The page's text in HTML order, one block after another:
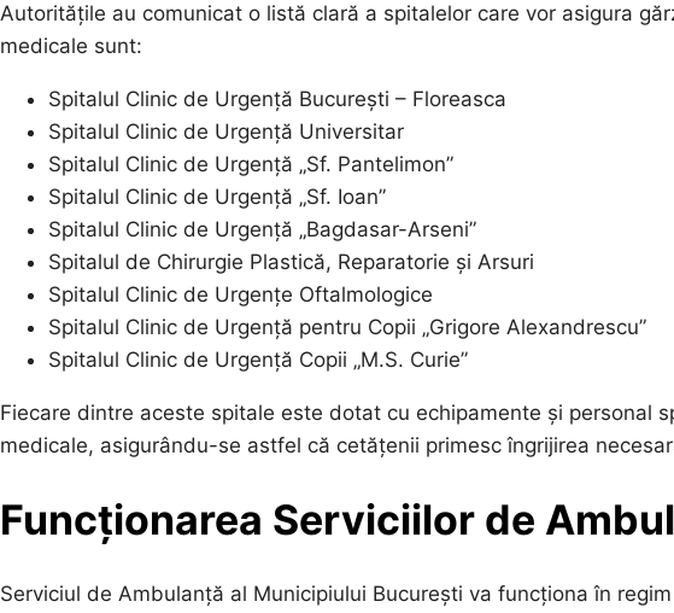
Autoritățile au comunicat o listă clară a spitalelor care vor asigura
medicale sunt:
Spitalul Clinic de Urgență București – Floreasca
Spitalul Clinic de Urgență Universitar
Spitalul Clinic de Urgență „Sf. Pantelimon”
Spitalul Clinic de Urgență „Sf. Ioan”
Spitalul Clinic de Urgență „Bagdasar-Arseni”
Spitalul de Chirurgie Plastică, Reparatorie și Arsuri
Spitalul Clinic de Urgențe Oftalmologice
Spitalul Clinic de Urgență pentru Copii „Grigore Alexandrescu”
Spitalul Clinic de Urgență Copii „M.S. Curie”
Fiecare dintre aceste spitale este dotat cu echipamente și personal
medicale, asigurându-se astfel că cetățenii primesc îngrijirea
Funcționarea Serviciilor de
Serviciul de Ambulanță al Municipiului București va funcționa în